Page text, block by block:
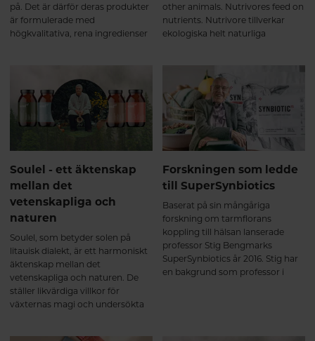
på. Det är därför deras produkter
är formulerade med
högkvalitativa, rena ingredienser
other animals. Nutrivores feed on
nutrients. Nutrivore tillverkar
ekologiska helt naturliga
planeten. Häng med så berättar
vi mer!
Soulel - ett äktenskap
mellan det
vetenskapliga och
naturen
Soulel, som betyder solen på
litauisk dialekt, är ett harmoniskt
äktenskap mellan det
vetenskapliga och naturen. De
ställer likvärdiga villkor för
växternas magi och undersökta
Forskningen som ledde
till SuperSynbiotics
Baserat på sin mångåriga
forskning om tarmflorans
koppling till hälsan lanserade
professor Stig Bengmarks
SuperSynbiotics år 2016. Stig har
en bakgrund som professor i